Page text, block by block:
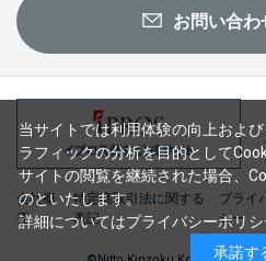
お問い合わ
会社概
要
特定商取引法に関する
表記
プライ
シー
当サイトでは利用体験の向上およ
ラフィックの分析を目的として
サイトの閲覧を継続された場合、
のといたします。
詳細についてはプライバシーポリシ
承諾す